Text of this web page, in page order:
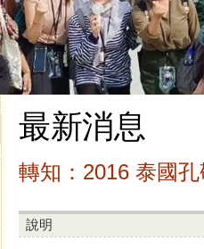
最新消息
轉知：2016 泰國
說明